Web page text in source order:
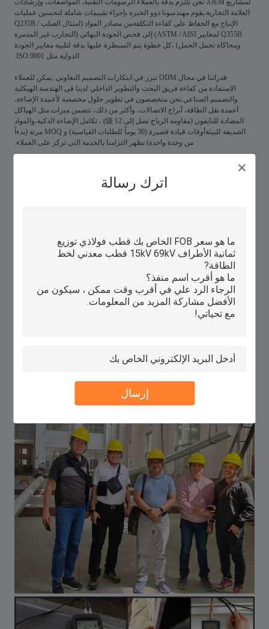
اترك رسالة
إرسال
لمشاريع OEM، نحن نلتزم بدقة بالعملاء الرسومات التقنية، المواصفات، وإرشادات
العلامة التجارية.يقوم مهندسونا ذوو الخبرة بإجراء تقييمات شاملة لتحسين عمليات
الإنتاج مع الحفاظ على كفاءة التكلفةمن مصادر المواد (امتثال الصلب Q235B /
Q355B لمعايير ASTM / AISI) إلى فحص الجودة النهائي (التجارب غير المدمرة
ومحاكاة تحمل الحمل) ،كل خطوة يتم السيطرة عليها بدقة لتلبية معايير الجودة
الدولية مثل ISO 9001.
قدراتنا في مجال ODM تبرز في ابتكارات التصميم التعاوني. يمكن للعملاء
الاستفادة من كفاءة فريق البحث والتطوير الداخلي لدينا في الهندسة الهيكلية
والتصميم الصناعي.نحن متخصصون في تطوير حلول مخصصة لأعمدة الإضاءة،
أعمدة نقل الطاقة، أبراج الاتصالات، وأكثر من ذلك، تتضمن ميزات مثل الهياكل
المضادة للتايفون (مقاومة الرياح تصل إلى 12 级) ، تكامل الإضاءة الذكية،والمواد
الصديقة للبيئةأوقات قيادة قصيرة (30 يوماً للطلبات القياسية) و MOQ مرنة (بدءاً
من وحدة واحدة) تظهر التزامنا بالخدمة التي تركز على العملاء.
سواء كنت بحاجة إلى منتجات ذات علامة تجارية أو تصاميم مبتكرة، فإن خدمات
OEM / ODM لدينا تضمن تنفيذ سلس من الفكرة إلى التسليم.أعمدة فولاذية صلبة
بالصمغ الساخن والتي تتفوق في وظائفها وجمالها.
الكفاءة في مجال البحث والتطوير
المصنوعة من الصلب المغطس بالحر بدقة.مجهزة بموقع اختبار متكامل، نقوم
على تحمل الحمل.هذا يسمح لنا بتحسين التصاميم للكفاءة المادية مع ضمان